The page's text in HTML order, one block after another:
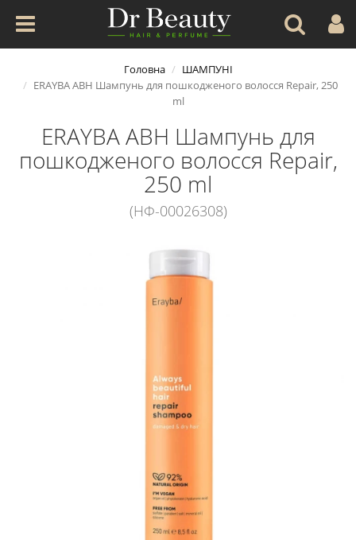
Головна
ШАМПУНІ
ERAYBA ABH Шампунь для пошкодженого волосся Repair, 250
ml
ERAYBA ABH Шампунь для
пошкодженого волосся Repair,
250 ml
(НФ-00026308)